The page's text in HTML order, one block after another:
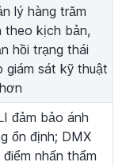
lý hàng trăm
theo kịch bản,
hồi trạng thái
giám sát kỹ thuật
đảm bảo ánh
ổn định; DMX
nhấn thẩm